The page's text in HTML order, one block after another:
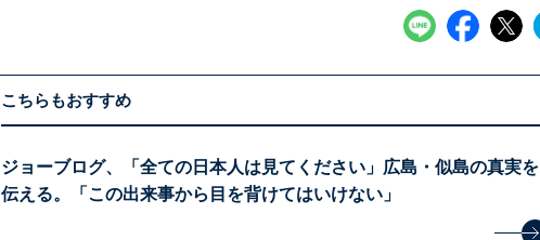
こちらもおすすめ
ジョーブログ、「全ての日本人は見てください」広島・似島の真実を
伝える。「この出来事から目を背けてはいけない」